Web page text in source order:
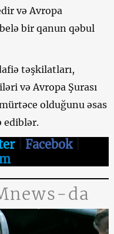
və Avropa
bir qanun qəbul
təşkilatları,
və Avropa Şurası
olduğunu əsas
ediblər.
| Facebok
da